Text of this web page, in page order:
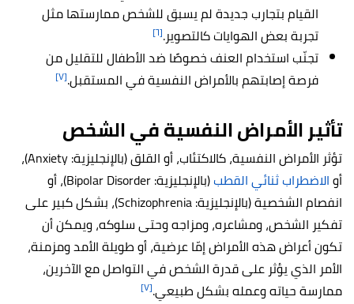
القيام بتجارب جديدة لم يسبق للشخص ممارستها مثل
تجربة بعض الهوايات كالتصوير.[٦]
تجنّب استخدام العنف خصوصًا ضد الأطفال للتقليل من
فرصة إصابتهم بالأمراض النفسية في المستقبل.[٧]
تأثير الأمراض النفسية في الشخص
تؤثر الأمراض النفسية، كالاكتئاب، أو القلق (بالإنجليزية: Anxiety)،
أوالاضطراب ثنائي القطب
(بالإنجليزية: Bipolar Disorder)، أو
انفصام الشخصية (بالإنجليزية: Schizophrenia)، بشكل كبير على
تفكير الشخص، ومشاعره، ومزاجه وحتى سلوكه، ويمكن أن
تكون أعراض هذه الأمراض إمّا عرضية، أو طويلة الأمد ومزمنة،
الأمر الذي يؤثر على قدرة الشخص في التواصل مع الآخرين،
ممارسة حياته وعمله بشكل طبيعي.[٧]